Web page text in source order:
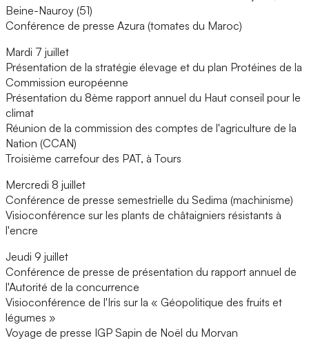
Beine-Nauroy (51)
Conférence de presse Azura (tomates du Maroc)
Mardi 7 juillet
Présentation de la stratégie élevage et du plan Protéines de la
Commission européenne
Présentation du 8ème rapport annuel du Haut conseil pour le
climat
Réunion de la commission des comptes de l'agriculture de la
Nation (CCAN)
Troisième carrefour des PAT, à Tours
Mercredi 8 juillet
Conférence de presse semestrielle du Sedima (machinisme)
Visioconférence sur les plants de châtaigniers résistants à
l'encre
Jeudi 9 juillet
Conférence de presse de présentation du rapport annuel de
l'Autorité de la concurrence
Visioconférence de l'Iris sur la « Géopolitique des fruits et
légumes »
Voyage de presse IGP Sapin de Noël du Morvan